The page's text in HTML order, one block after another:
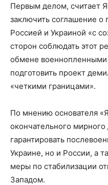
Первым делом, считает
заключить соглашение
Россией и Украиной «с
сторон соблюдать этот
обмене военнопленными
подготовить проект
«четкими границами».
По мнению основателя
окончательного
гарантировать
Украине, но и России, а
меры по стабилизации
Западом.